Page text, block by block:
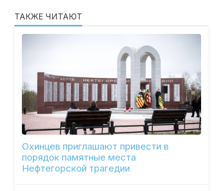
ТАКЖЕ ЧИТАЮТ
Охинцев приглашают привести в
порядок памятные места
Нефтегорской трагедии